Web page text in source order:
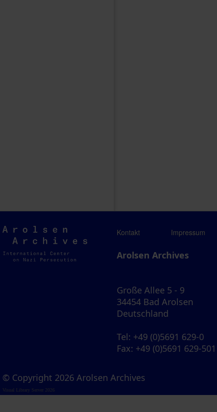
Arolsen
Archives
Kontakt Impressum
Arolsen Archives
Große Allee 5 - 9
34454 Bad Arolsen
Deutschland
Tel: +49 (0)5691 629-0
Fax: +49 (0)5691 629-501
© Copyright 2026 Arolsen Archives
Visual Library Server 2026